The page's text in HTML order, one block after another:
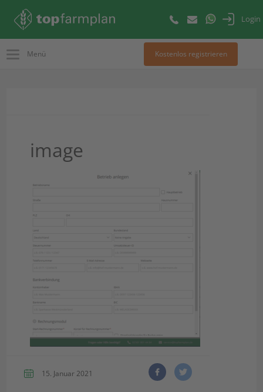
Login
Menü Kostenlos registrieren
image
15. Januar 2021